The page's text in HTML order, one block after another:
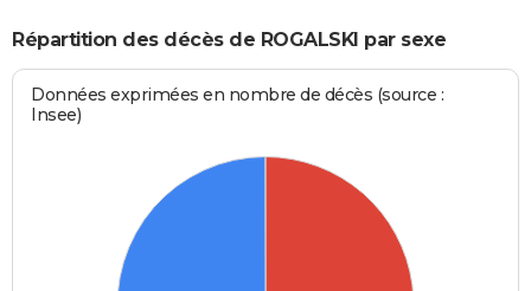
Répartition des décès de ROGALSKI par sexe
Données exprimées en nombre de décès (source :
Insee)